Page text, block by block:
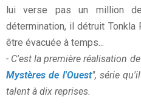
lui verse pas un million
détermination, il détruit
être évacuée à temps...
- C'est la première réalisation
Mystères de l'Ouest", série
talent à dix reprises.